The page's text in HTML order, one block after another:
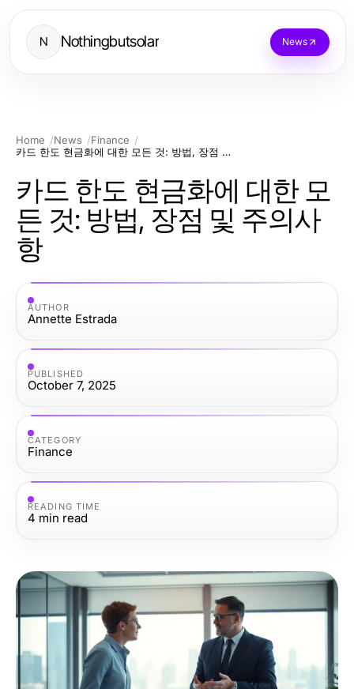
N Nothingbutsolar News
Home News
Finance
카드 한도 현금화에 대한 모든 것: 방법, 장점 및 주의사항
카드 한도 현금화에 대한 모
든 것: 방법, 장점 및 주의사
항
AUTHOR
Annette Estrada
PUBLISHED
October 7, 2025
CATEGORY
Finance
READING TIME
4 min read